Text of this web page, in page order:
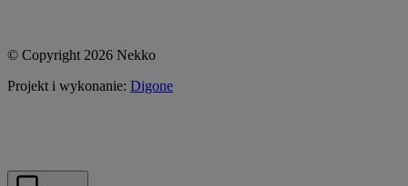
© Copyright 2026 Nekko
Projekt i wykonanie: Digone